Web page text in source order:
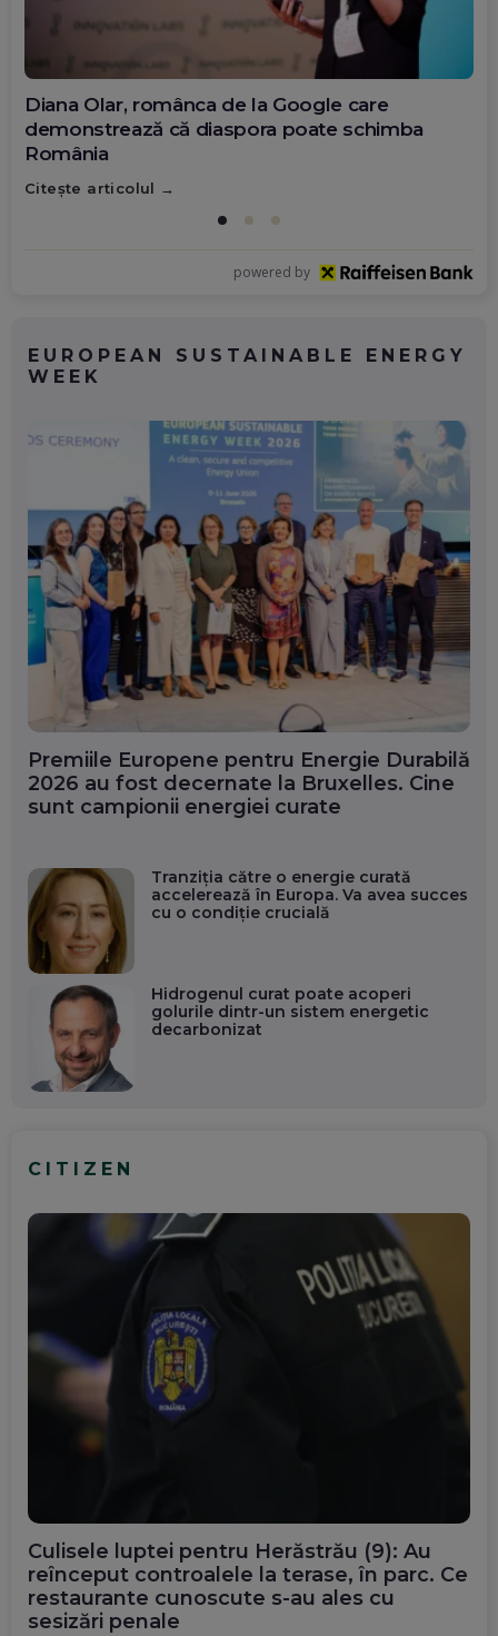
Diana Olar, românca de la Google care
demonstrează că diaspora poate schimba
România
Citește articolul
powered by
EUROPEAN SUSTAINABLE ENERGY
WEEK
Premiile Europene pentru Energie Durabilă
2026 au fost decernate la Bruxelles. Cine
sunt campionii energiei curate
Tranziția către o energie curată
accelerează în Europa. Va avea succes
cu o condiție crucială
Hidrogenul curat poate acoperi
golurile dintr-un sistem energetic
decarbonizat
CITIZEN
Culisele luptei pentru Herăstrău (9): Au
reînceput controalele la terase, în parc. Ce
restaurante cunoscute s-au ales cu
sesizări penale